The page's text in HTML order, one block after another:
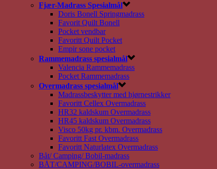
Fjær-Madrass Spesialmål
Doris Bonell Springmadrass
Favorit Quilt Bonell
Pocket vendbar
Favoritt Quilt Pocket
Empir sone pocket
Rammemadrass spesialmål
Valencia Rammemadrass
Pocket Rammemadrass
Overmadrass spesialmål
Madrassbeskytter med hjørnestrikker
Favoritt Cellex Overmadrass
HR32 kaldskum Overmadrass
HR45 kaldskum Overmadrass
Visco 50kg pr. kbm. Overmadrass
Favoritt Fast Overmadrass
Favoritt Naturlatex Overmadrass
Båt/ Camping/ Bobil-madrass
BÅT/CAMPING/BOBIL-overmadrass